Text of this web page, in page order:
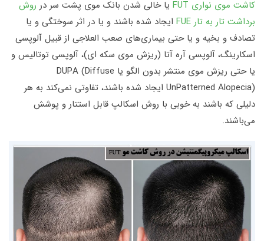
کاشت موی نواری FUT
یا خالی شدن بانک موی پشت سر در روش
برداشت تار به تار FUE
ایجاد شده باشند و یا در اثر سوختگی و یا
تصادف و بخیه و یا حتی بیماری‌های صعب العلاجی از قبیل آلوپسی
اسکارینگ، آلوپسی آره آتا (ریزش موی سکه ای)، آلوپسی توتالیس و
یا حتی ریزش موی منتشر بدون الگو یا DUPA (Diffuse
UnPatterned Alopecia) ایجاد شده باشند، تفاوتی نمی‌کند به هر
دلیلی که باشند به خوبی با روش اسکالپ قابل استتار و پوشش
می‌باشند.